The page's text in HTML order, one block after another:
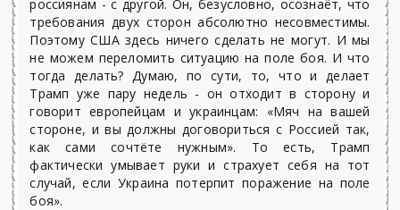
россиянам - с другой. Он, безусловно, осознаёт, что
требования двух сторон абсолютно несовместимы.
Поэтому США здесь ничего сделать не могут. И мы
не можем переломить ситуацию на поле боя. И что
тогда делать? Думаю, по сути, то, что и делает
Трамп уже пару недель - он отходит в сторону и
говорит европейцам и украинцам: «Мяч на вашей
стороне, и вы должны договориться с Россией так,
как сами сочтёте нужным». То есть, Трамп
фактически умывает руки и страхует себя на тот
случай, если Украина потерпит поражение на поле
боя».